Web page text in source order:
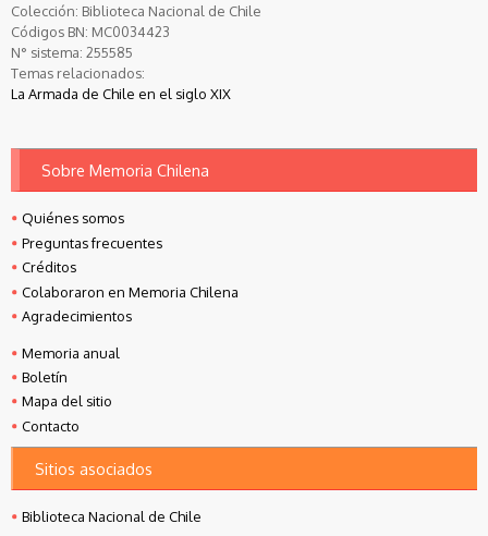
Colección: Biblioteca Nacional de Chile
Códigos BN: MC0034423
N° sistema: 255585
Temas relacionados:
La Armada de Chile en el siglo XIX
Sobre Memoria Chilena
Quiénes somos
Preguntas frecuentes
Créditos
Colaboraron en Memoria Chilena
Agradecimientos
Memoria anual
Boletín
Mapa del sitio
Contacto
Sitios asociados
Biblioteca Nacional de Chile